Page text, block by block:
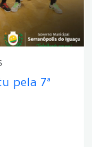
pela 7ª